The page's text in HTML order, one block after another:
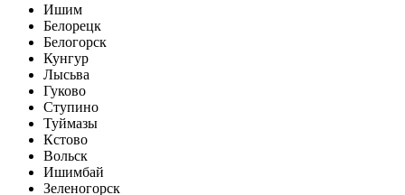
Ишим
Белорецк
Белогорск
Кунгур
Лысьва
Гуково
Ступино
Туймазы
Кстово
Вольск
Ишимбай
Зеленогорск